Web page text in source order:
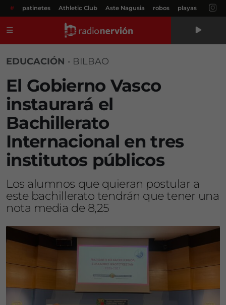
# patinetes Athletic Club Aste Nagusia robos playas
EDUCACIÓN • BILBAO
El Gobierno Vasco
instaurará el
Bachillerato
Internacional en tres
institutos públicos
Los alumnos que quieran postular a
este bachillerato tendrán que tener una
nota media de 8,25